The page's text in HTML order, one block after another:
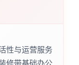
性与运营服务
修带基础办公